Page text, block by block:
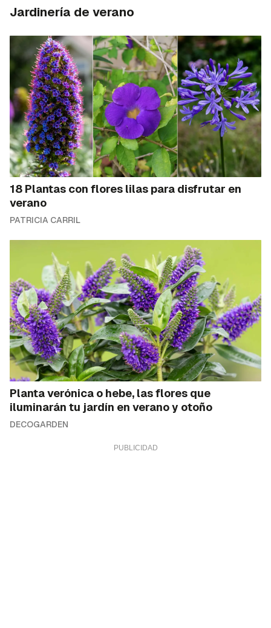
Jardinería de verano
18 Plantas con flores lilas para disfrutar en
verano
PATRICIA CARRIL
Planta verónica o hebe, las flores que
iluminarán tu jardín en verano y otoño
DECOGARDEN